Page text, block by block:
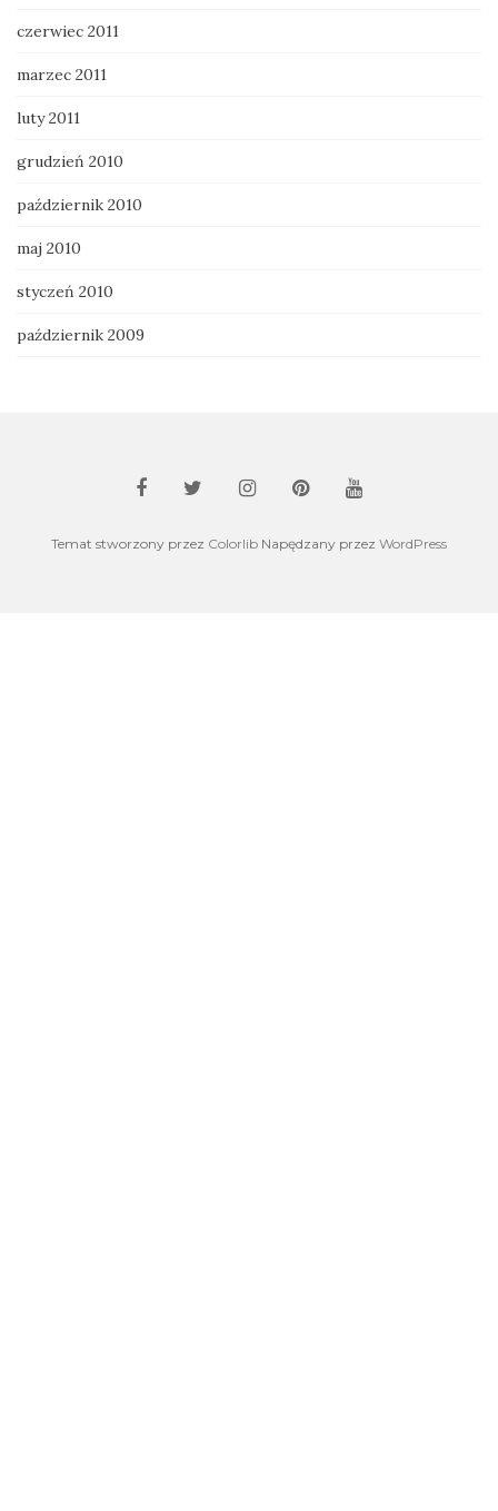
czerwiec 2011
marzec 2011
luty 2011
grudzień 2010
październik 2010
maj 2010
styczeń 2010
październik 2009
Temat stworzony przez Colorlib Napędzany przez WordPress